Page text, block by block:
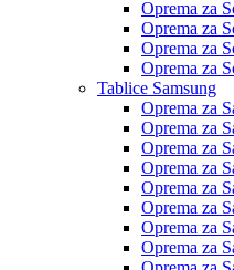
Oprema za
Oprema za
Oprema za
Oprema za
Tablice Samsung
Oprema za
Oprema za
Oprema za
Oprema za
Oprema za
Oprema za
Oprema za
Oprema za